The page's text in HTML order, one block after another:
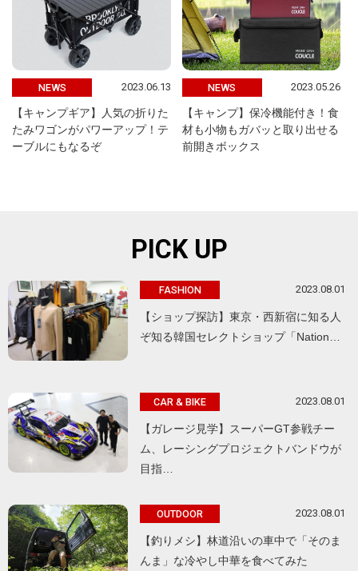
NEWS 2023.06.13
【キャンプギア】人気の折りた
たみワゴンがパワーアップ！テ
ーブルにもなるぞ
NEWS 2023.05.26
【キャンプ】保冷機能付き！食
材も小物もガバッと取り出せる
前開きボックス
PICK UP
FASHION 2023.08.01
【ショップ探訪】東京・西新宿に知る人
ぞ知る韓国セレクトショップ「Nation…
CAR & BIKE 2023.08.01
【ガレージ見学】スーパーGT参戦チー
ム、レーシングプロジェクトバンドウが
目指…
OUTDOOR 2023.08.01
【釣りメシ】林道沿いの車中で「そのま
んま」な冷やし中華を食べてみた